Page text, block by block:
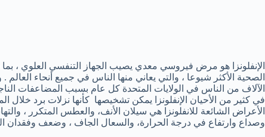
الإنفلونزا هو مرض فيروسي معدي يصيب الجهاز التنفسي العلوي ،
الصحية الأكثر شيوعا ، والتي يعاني منها الناس في جميع أنحاء
الآلاف من الناس في الولايات المتحدة كل عام بسبب المضاعفات
في كثير من الأحيان الإنفلونزا يمكن تشخيصها كأنها نزلات برد خلال
الأعراض الشائعة للانفلونزا هي سيلان الأنف، والعطس المتكرر ،
وصداع وارتفاع في درجة الحرارة، والسعال الجاف ، وضعف وفقدان